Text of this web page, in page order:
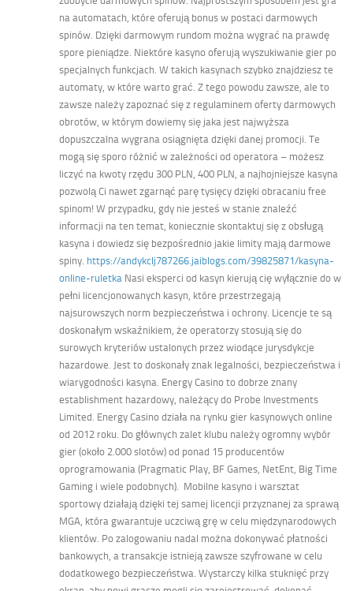
na automatach, które oferują bonus w postaci darmowych
spinów. Dzięki darmowym rundom można wygrać na prawdę
spore pieniądze. Niektóre kasyno oferują wyszukiwanie gier po
specjalnych funkcjach. W takich kasynach szybko znajdziesz te
automaty, w które warto grać. Z tego powodu zawsze, ale to
zawsze należy zapoznać się z regulaminem oferty darmowych
obrotów, w którym dowiemy się jaka jest najwyższa
dopuszczalna wygrana osiągnięta dzięki danej promocji. Te
mogą się sporo różnić w zależności od operatora – możesz
liczyć na kwoty rzędu 300 PLN, 400 PLN, a najhojniejsze kasyna
pozwolą Ci nawet zgarnąć parę tysięcy dzięki obracaniu free
spinom! W przypadku, gdy nie jesteś w stanie znaleźć
informacji na ten temat, koniecznie skontaktuj się z obsługą
kasyna i dowiedz się bezpośrednio jakie limity mają darmowe
spiny. https://andykclj787266.jaiblogs.com/39825871/kasyna-
online-ruletka Nasi eksperci od kasyn kierują cię wyłącznie do w
pełni licencjonowanych kasyn, które przestrzegają
najsurowszych norm bezpieczeństwa i ochrony. Licencje te są
doskonałym wskaźnikiem, że operatorzy stosują się do
surowych kryteriów ustalonych przez wiodące jurysdykcje
hazardowe. Jest to doskonały znak legalności, bezpieczeństwa i
wiarygodności kasyna. Energy Casino to dobrze znany
establishment hazardowy, należący do Probe Investments
Limited. Energy Casino działa na rynku gier kasynowych online
od 2012 roku. Do głównych zalet klubu należy ogromny wybór
gier (około 2.000 slotów) od ponad 15 producentów
oprogramowania (Pragmatic Play, BF Games, NetEnt, Big Time
Gaming i wiele podobnych). Mobilne kasyno i warsztat
sportowy działają dzięki tej samej licencji przyznanej za sprawą
MGA, która gwarantuje uczciwą grę w celu międzynarodowych
klientów. Po zalogowaniu nadal można dokonywać płatności
bankowych, a transakcje istnieją zawsze szyfrowane w celu
dodatkowego bezpieczeństwa. Wystarczy kilka stuknięć przy